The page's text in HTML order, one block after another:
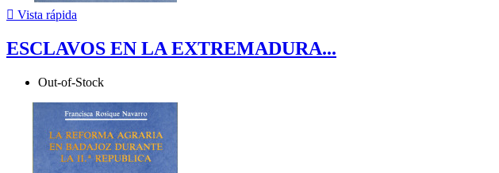
 Vista rápida
ESCLAVOS EN LA EXTREMADURA...
Out-of-Stock